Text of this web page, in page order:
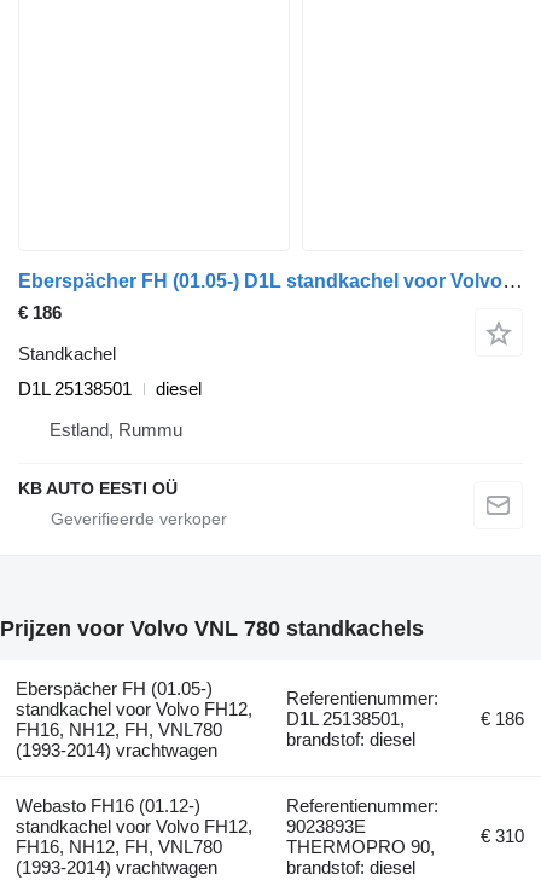
Eberspächer FH (01.05-) D1L standkachel voor Volvo FH12, FH16, NH12, FH, VNL780 (1993-2014) vrachtwagen
€ 186
Standkachel
D1L 25138501
diesel
Estland, Rummu
KB AUTO EESTI OÜ
Prijzen voor Volvo VNL 780 standkachels
Eberspächer FH (01.05-)
standkachel voor Volvo FH12,
FH16, NH12, FH, VNL780
(1993-2014) vrachtwagen
Referentienummer:
D1L 25138501,
brandstof: diesel
€ 186
Webasto FH16 (01.12-)
standkachel voor Volvo FH12,
FH16, NH12, FH, VNL780
(1993-2014) vrachtwagen
Referentienummer:
9023893E
THERMOPRO 90,
brandstof: diesel
€ 310